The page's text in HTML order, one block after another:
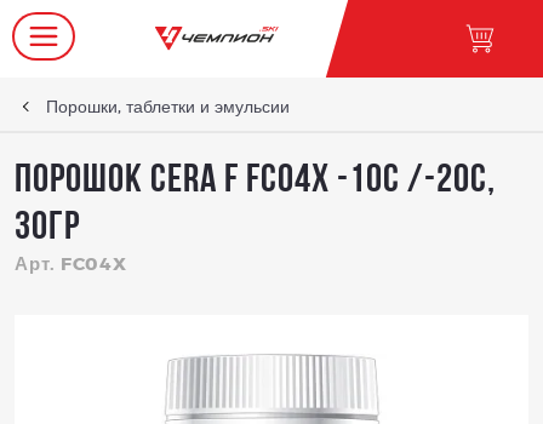
Порошки, таблетки и эмульсии
Порошок Cera F FC04X -10C /-20C,
30гр
Арт. FC04X